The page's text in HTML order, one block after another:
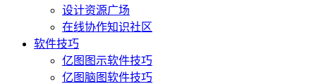
设计资源广场
在线协作知识社区
软件技巧
亿图图示软件技巧
亿图脑图软件技巧